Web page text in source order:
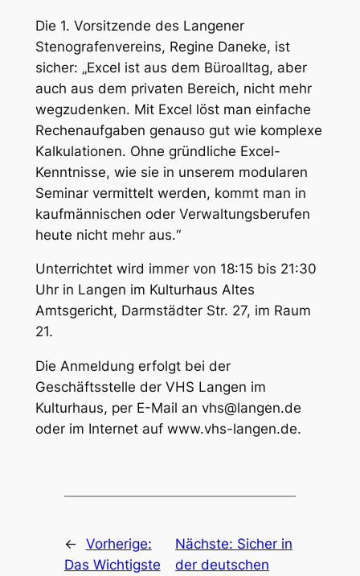
Die 1. Vorsitzende des Langener
Stenografenvereins, Regine Daneke, ist
sicher: „Excel ist aus dem Büroalltag, aber
auch aus dem privaten Bereich, nicht mehr
wegzudenken. Mit Excel löst man einfache
Rechenaufgaben genauso gut wie komplexe
Kalkulationen. Ohne gründliche Excel-
Kenntnisse, wie sie in unserem modularen
Seminar vermittelt werden, kommt man in
kaufmännischen oder Verwaltungsberufen
heute nicht mehr aus.“
Unterrichtet wird immer von 18:15 bis 21:30
Uhr in Langen im Kulturhaus Altes
Amtsgericht, Darmstädter Str. 27, im Raum
21.
Die Anmeldung erfolgt bei der
Geschäftsstelle der VHS Langen im
Kulturhaus, per E-Mail an vhs@langen.de
oder im Internet auf www.vhs-langen.de.
← Vorherige:
Das Wichtigste
Nächste: Sicher in
der deutschen